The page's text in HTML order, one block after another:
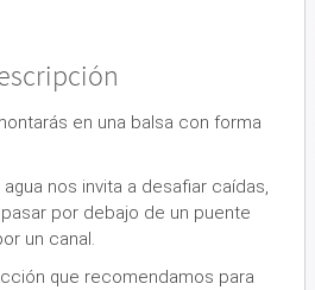
en una balsa con forma
nos invita a desafiar caídas,
por debajo de un puente
un canal.
que recomendamos para